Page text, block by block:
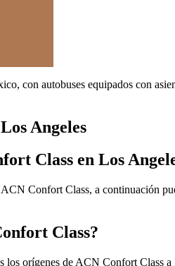
con autobuses equipados con
Angeles
Class en Los
Confort Class, a continuación
Class?
los orígenes de ACN Confort Class a